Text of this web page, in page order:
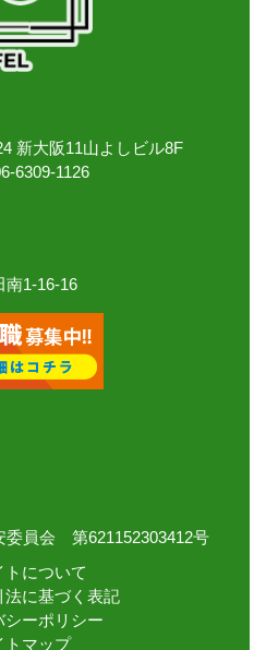
新大阪11山よしビル8F
6309-1126
南1-16-16
員会 第621152303412号
トについて
法に基づく表記
シーポリシー
トマップ